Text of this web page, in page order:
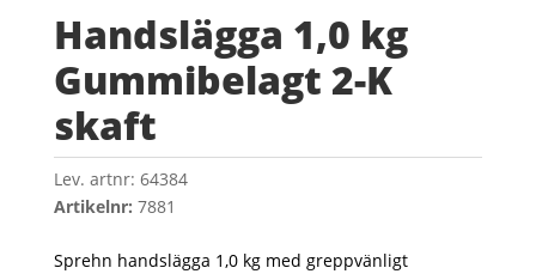
Handslägga 1,0 kg
Gummibelagt 2-K
skaft
Lev. artnr: 64384
Artikelnr: 7881
Sprehn handslägga 1,0 kg med greppvänligt